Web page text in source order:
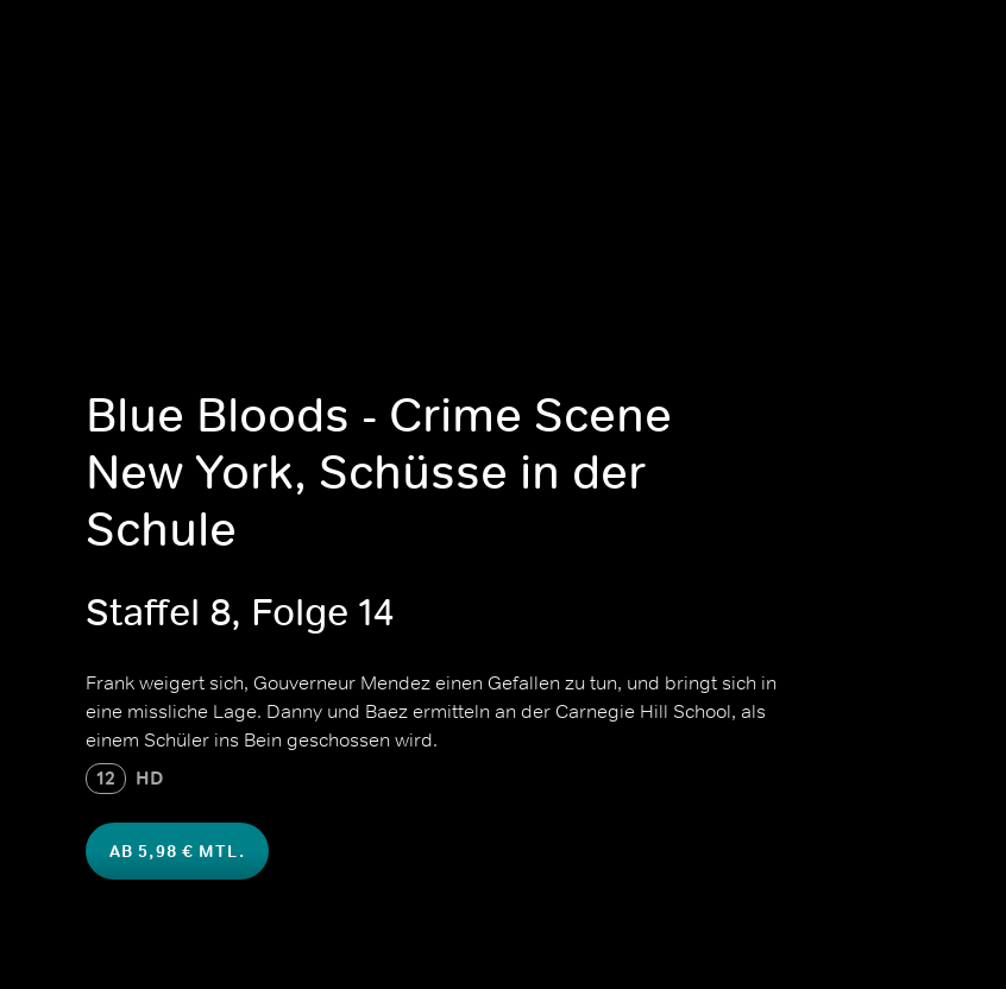
Blue Bloods - Crime Scene
New York, Schüsse in der
Schule
Staffel 8, Folge 14
Frank weigert sich, Gouverneur Mendez einen Gefallen zu tun, und bringt sich in
eine missliche Lage. Danny und Baez ermitteln an der Carnegie Hill School, als
einem Schüler ins Bein geschossen wird.
12 HD
AB 5,98 € MTL.